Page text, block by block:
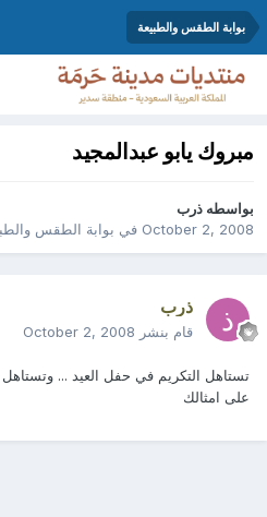
بوابة الطقس والطبيعة
مبروك يابو عبدالمجيد
بواسطه ذرب
October 2, 2008في بوابة الطقس
ذرب
قام بنشر October 2, 2008
تستاهل التكريم في حفل العيد ...
على امثالك